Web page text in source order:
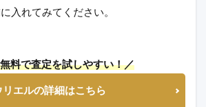
入れてみてください。
料で査定を試しやすい！／
リエルの詳細はこちら